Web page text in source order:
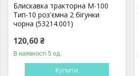
Блискавка тракторна М-100
Тип-10 роз'ємна 2 бігунки
чорна (53214.001)
120,60 ₴
В наявності 5 од.
Купити